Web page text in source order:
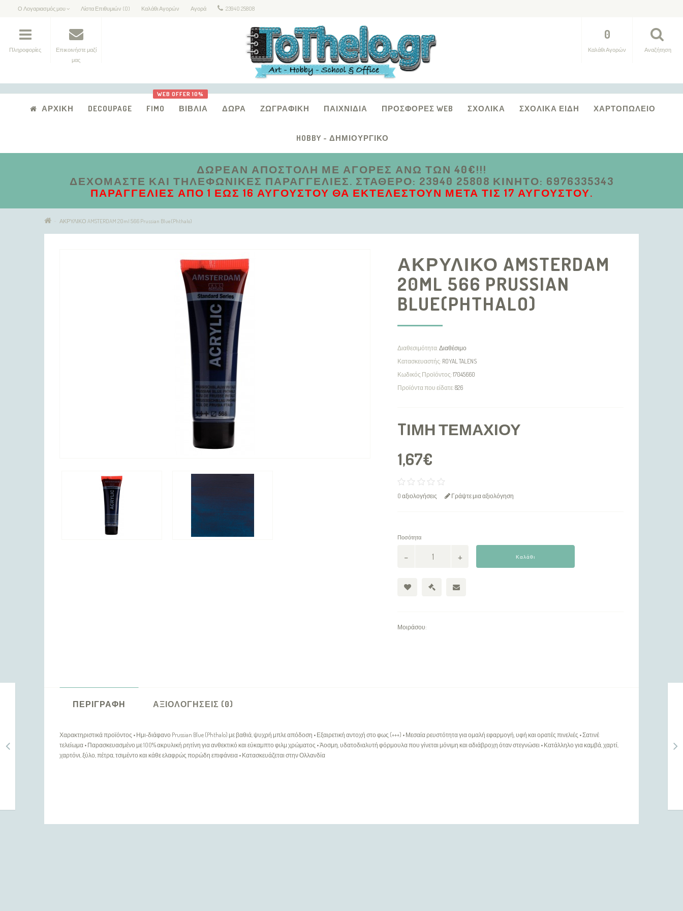
Ο Λογαριασμός μου Λίστα Επιθυμιών (0) Καλάθι Αγορών Αγορά 23940 25808
Πληροφορίες
Επικοινήστε μαζί
μας
Αναζήτηση
0
Καλάθι Αγορών
ΑΡΧΙΚΉ DECOUPAGE FIMO
WEB OFFER 10%
ΒΙΒΛΊΑ ΔΏΡΑ ΖΩΓΡΑΦΙΚΉ ΠΑΙΧΝΊΔΙΑ ΠΡΟΣΦΟΡΈΣ WEB ΣΧΟΛΙΚΆ ΣΧΟΛΙΚΆ ΕΊΔΗ ΧΑΡΤΟΠΩΛΕΊΟ
HOBBY - ΔΗΜΙΟΥΡΓΙΚΌ
ΔΩΡΕΑΝ ΑΠΟΣΤΟΛΗ ΜΕ ΑΓΟΡΕΣ ΑΝΩ ΤΩΝ 40€!!!
ΔΕΧΌΜΑΣΤΕ ΚΑΙ ΤΗΛΕΦΩΝΙΚΈΣ ΠΑΡΑΓΓΕΛΊΕΣ. ΣΤΑΘΕΡΌ: 23940 25808 ΚΙΝΗΤΌ: 6976335343
ΠΑΡΑΓΓΕΛΊΕΣ ΑΠΟ 1 ΈΩΣ 16 ΑΥΓΟΎΣΤΟΥ ΘΑ ΕΚΤΕΛΕΣΤΟΎΝ ΜΕΤΆ ΤΙΣ 17 ΑΥΓΟΎΣΤΟΥ.
ΑΚΡΥΛΙΚΟ AMSTERDAM 20ml 566 Prussian Blue(Phthalo)
ΑΚΡΥΛΙΚΟ AMSTERDAM
20ML 566 PRUSSIAN
BLUE(PHTHALO)
Διαθεσιμότητα:Διαθέσιμο
Κατασκευαστής: ROYAL TALENS
Κωδικός Προϊόντος:17045660
Προϊόντα που είδατε:826
TΙΜΉ ΤΕΜΑΧΊΟΥ
1,67€
0 αξιολογήσεις Γράψτε μια αξιολόγηση
Ποσότητα
Καλάθι
Μοιράσου:
ΠΕΡΙΓΡΑΦΉ ΑΞΙΟΛΟΓΉΣΕΙΣ (0)
Χαρακτηριστικά προϊόντος • Ημι‑διάφανο Prussian Blue (Phthalo) με βαθιά, ψυχρή μπλε απόδοση • Εξαιρετική αντοχή στο φως (+++) • Μεσαία ρευστότητα για ομαλή εφαρμογή, υφή και ορατές πινελιές • Σατινέ
τελείωμα • Παρασκευασμένο με 100% ακρυλική ρητίνη για ανθεκτικό και εύκαμπτο φιλμ χρώματος • Άοσμη, υδατοδιαλυτή φόρμουλα που γίνεται μόνιμη και αδιάβροχη όταν στεγνώσει • Κατάλληλο για καμβά, χαρτί,
χαρτόνι, ξύλο, πέτρα, τσιμέντο και κάθε ελαφρώς πορώδη επιφάνεια • Κατασκευάζεται στην Ολλανδία